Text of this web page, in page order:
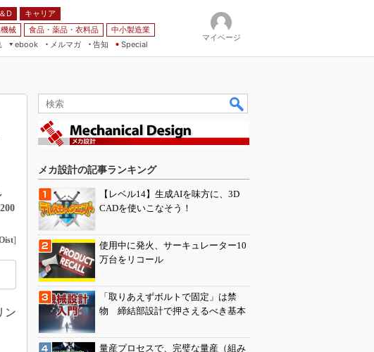
D
キャリア
械 食品・薬品・衣料品
中小製造業
ebook
メルマガ
告知 Special
マイページ
]
ン
メカ設計の記事ランキング
【レベル14】生成AIを味方に、3D
CADを使いこなそう！
使用中に発火、サーキュレーター10
万台をリコール
「取りあえずボルトで固定」は禁
物 締結部設計で押さえるべき基本
量産プロセスで、完璧な量産（組み